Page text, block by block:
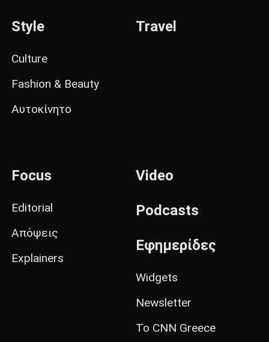
Style
Culture
Fashion & Beauty
Αυτοκίνητο
Travel
Focus
Editorial
Απόψεις
Explainers
Video
Podcasts
Εφημερίδες
Widgets
Newsletter
Το CNN Greece